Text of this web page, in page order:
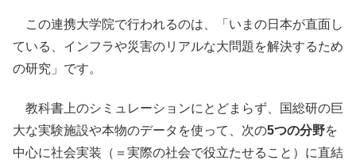
この連携大学院で行われるのは、「いまの日本が直面し
ている、インフラや災害のリアルな大問題を解決するため
の研究」です。
教科書上のシミュレーションにとどまらず、国総研の巨
大な実験施設や本物のデータを使って、次の5つの分野を
中心に社会実装（＝実際の社会で役立たせること）に直結